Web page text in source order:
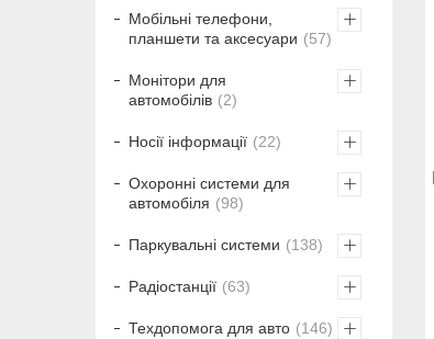
Мобільні телефони,
планшети та аксесуари
57
Монітори для
автомобілів
2
Носії інформації 22
Охоронні системи для
автомобіля
98
Паркувальні системи 138
Радіостанції 63
Техдопомога для авто 146